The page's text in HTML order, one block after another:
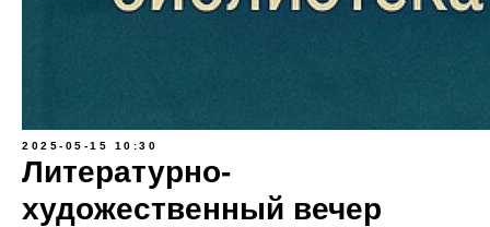
2025-05-15 10:30
Литературно-
художественный вечер